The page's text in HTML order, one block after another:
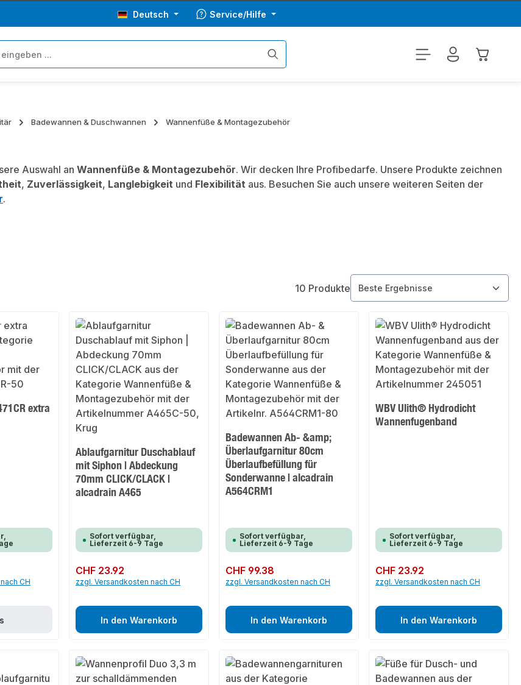
Deutsch Service/Hilfe
Badewannen & Duschwannen Wannenfüße & Montagezubehör
Auswahl an Wannenfüße & Montagezubehör. Wir decken Ihre Profibedarfe. Unsere Produkte zeichnen
, Zuverlässigkeit, Langlebigkeit und Flexibilität aus. Besuchen Sie auch unsere weiteren Seiten der
.
10 Produkte
extra
CH
Ablaufgarnitur Duschablauf
mit Siphon | Abdeckung
70mm CLICK/CLACK |
alcadrain A465
Sofort verfügbar,
Lieferzeit 6-9 Tage
Regulärer Preis:
CHF 23.92
zzgl. Versandkosten nach CH
In den Warenkorb
Badewannen Ab- &amp;
Überlaufgarnitur 80cm
Überlaufbefüllung für
Sonderwanne | alcadrain
A564CRM1
Sofort verfügbar,
Lieferzeit 6-9 Tage
Regulärer Preis:
CHF 99.38
zzgl. Versandkosten nach CH
In den Warenkorb
WBV Ulith® Hydrodicht
Wannenfugenband
Sofort verfügbar,
Lieferzeit 6-9 Tage
Regulärer Preis:
CHF 23.92
zzgl. Versandkosten nach CH
In den Warenkorb